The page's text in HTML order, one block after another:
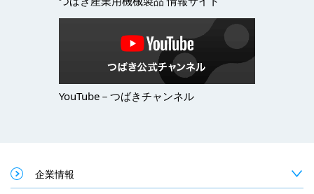
YouTube－つばきチャンネル
企業情報